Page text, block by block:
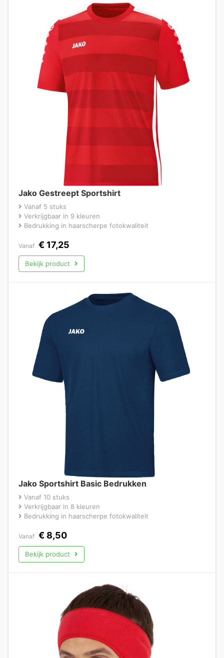
Jako Gestreept Sportshirt
Vanaf 5 stuks
Verkrijgbaar in 9 kleuren
Bedrukking in haarscherpe fotokwaliteit
Vanaf € 17,25
Bekijk product
Jako Sportshirt Basic Bedrukken
Vanaf 10 stuks
Verkrijgbaar in 8 kleuren
Bedrukking in haarscherpe fotokwaliteit
Vanaf € 8,50
Bekijk product